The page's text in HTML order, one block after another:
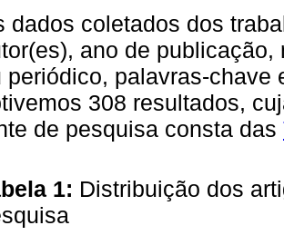
dados coletados dos
ano de
periódico, palavras-chave
308 resultados,
de pesquisa consta das
1: Distribuição dos